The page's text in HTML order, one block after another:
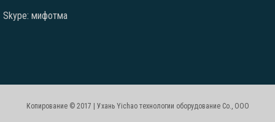
Skype: мифотма
Копирование © 2017 | Ухань Yichao технологии оборудование Co., ООО